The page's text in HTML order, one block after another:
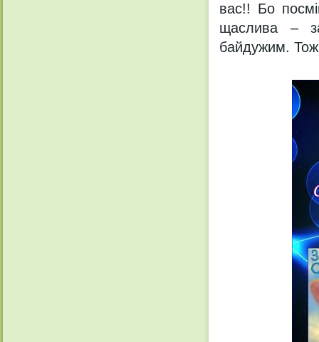
вас!! Бо
щаслива –
байдужим. Тож